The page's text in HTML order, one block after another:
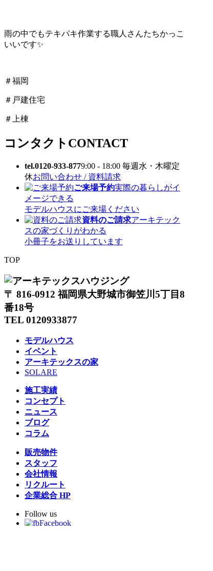
雨の中でもテキパキ作業する職人さんたちかっこ
いいです✨
＃福岡
＃戸建住宅
＃上棟
コンタクト CONTACT
tel.0120-933-8779:00 - 18:00 毎週水・木曜定
休お問い合わせ / 資料請求
ご来場予約実際の暮らしがイ
メージできる
モデルハウスにご来場ください
資料のご請求アーキテック
スの家づくりがわかる
小冊子をお送りしています
TOP
〒 816-0912 福岡県大野城市御笠川5丁目8
番18号
TEL 0120933877
モデルハウス
イベント
アーキテックスの家
SOLARE
施工実績
コンセプト
ニュース
ブログ
コラム
販売物件
スタッフ
会社情報
リクルート
企業総合 HP
Follow us
Facebook